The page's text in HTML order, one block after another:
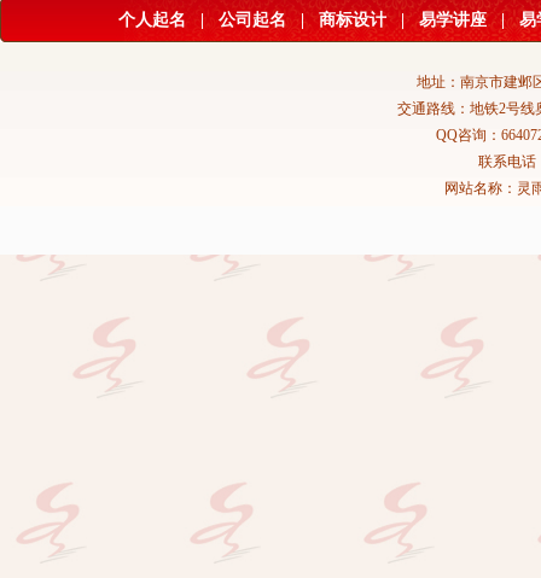
个人起名 公司起名 | 商标设计 | 易学讲座 | 易
地址：南京市建邺
交通路线：地铁2号线
QQ咨询：
联系电话
网站名称：灵